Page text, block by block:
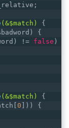
(&$match)
{
{
!= false ) {
(&$match)
{
0 ])) {